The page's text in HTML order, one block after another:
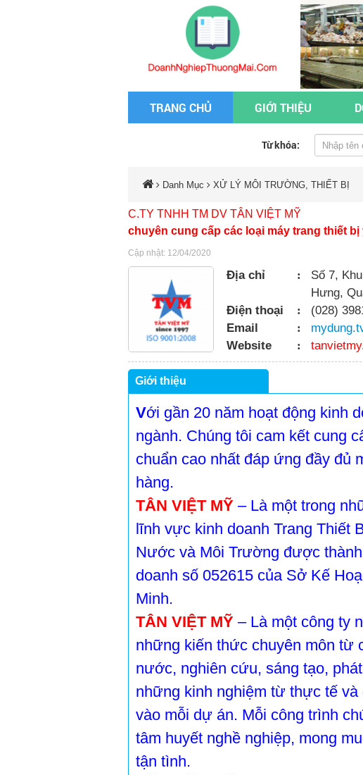
TRANG CHỦ GIỚI THIỆU
Từ khóa:
Danh Mục XỬ LÝ MÔI TRƯỜNG, THIẾT BỊ
C.TY TNHH TM DV TÂN VIỆT MỸ
chuyên cung cấp các loại máy trang thiết bị
Cập nhật: 12/04/2020
Địa chỉ :
Số 7,
Hưng,
Điện thoại
:
(028)
Email
:
Website
:
Giới thiệu
Với gần 20 năm hoạt động kinh
ngành. Chúng tôi cam kết cung
chuẩn cao nhất đáp ứng đầy đủ
hàng.
TÂN VIỆT MỸ – Là một trong
lĩnh vực kinh doanh Trang Thiết
Nước và Môi Trường được
doanh số 052615 của Sở Kế
Minh.
TÂN VIỆT MỸ – Là một công ty
những kiến thức chuyên môn từ
nước, nghiên cứu, sáng tạo,
những kinh nghiệm từ thực tế
vào mỗi dự án. Mỗi công trình
tâm huyết nghề nghiệp, mong
tận tình.